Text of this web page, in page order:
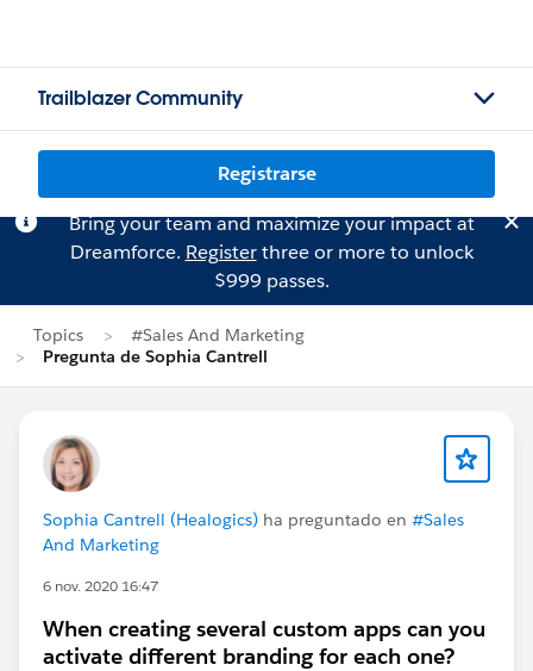
Trailblazer Community
Registrarse
Bring your team and maximize your impact at
Dreamforce. Registerthree or more to unlock
$999 passes.
Topics
#Sales And Marketing
Pregunta de Sophia Cantrell
Sophia Cantrell (Healogics) ha preguntado en #Sales
And Marketing
6 nov. 2020 16:47
When creating several custom apps can you
activate different branding for each one?